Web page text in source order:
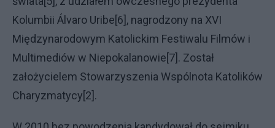
Kolumbii Álvaro Uribe[6], nagrodzony na XVI
Międzynarodowym Katolickim Festiwalu Filmów i
Multimediów w Niepokalanowie[7]. Został
założycielem Stowarzyszenia Wspólnota Katolików
Charyzmatycy[2].